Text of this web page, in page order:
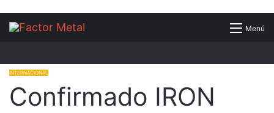
Menú
Buscar
INTERNACIONAL
Confirmado IRON